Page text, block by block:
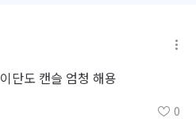
단도 캔슬 엄청 해용
0